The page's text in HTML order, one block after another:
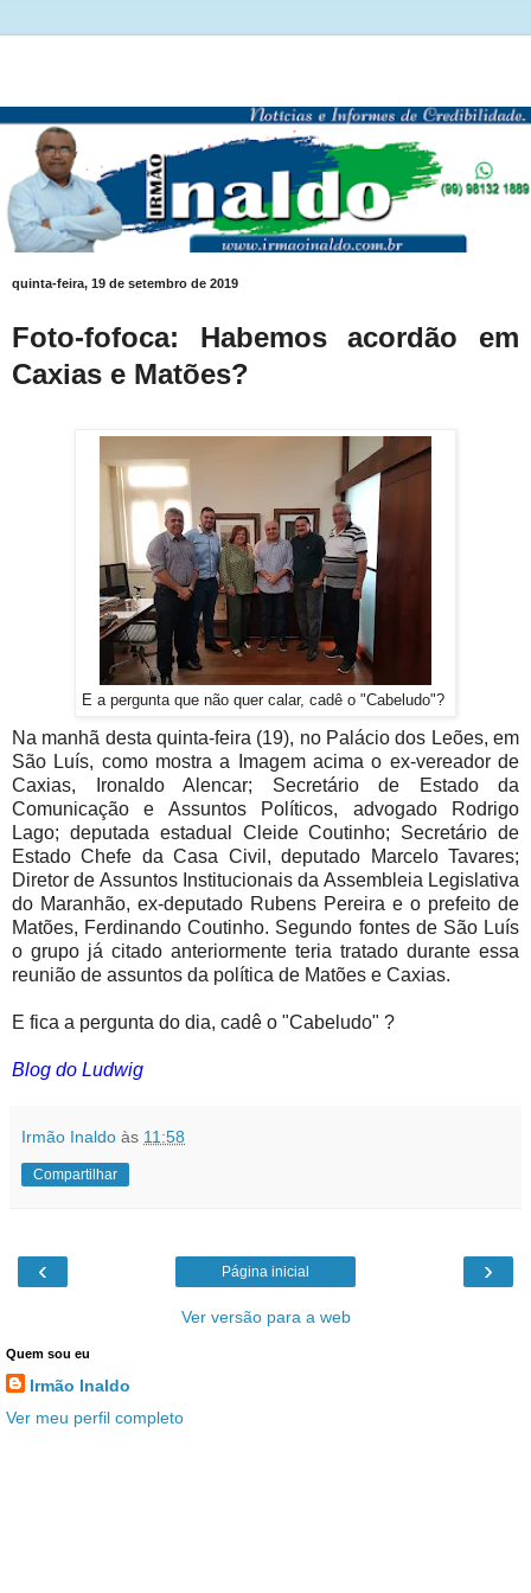
quinta-feira, 19 de setembro de 2019
Foto-fofoca: Habemos acordão em
Caxias e Matões?
E a pergunta que não quer calar, cadê o "Cabeludo"?
Na manhã desta quinta-feira (19), no Palácio dos Leões, em
São Luís, como mostra a Imagem acima o ex-vereador de
Caxias, Ironaldo Alencar; Secretário de Estado da
Comunicação e Assuntos Políticos, advogado Rodrigo
Lago; deputada estadual Cleide Coutinho; Secretário de
Estado Chefe da Casa Civil, deputado Marcelo Tavares;
Diretor de Assuntos Institucionais da Assembleia Legislativa
do Maranhão, ex-deputado Rubens Pereira e o prefeito de
Matões, Ferdinando Coutinho. Segundo fontes de São Luís
o grupo já citado anteriormente teria tratado durante essa
reunião de assuntos da política de Matões e Caxias.
E fica a pergunta do dia, cadê o "Cabeludo" ?
Blog do Ludwig
Irmão Inaldo às 11:58
Compartilhar
‹ ›
Página inicial
Ver versão para a web
Quem sou eu
Irmão Inaldo
Ver meu perfil completo